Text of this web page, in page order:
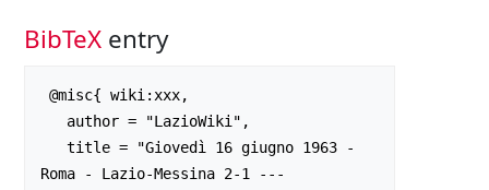
BibTeX entry
Roma - Lazio-Messina 2-1 ---